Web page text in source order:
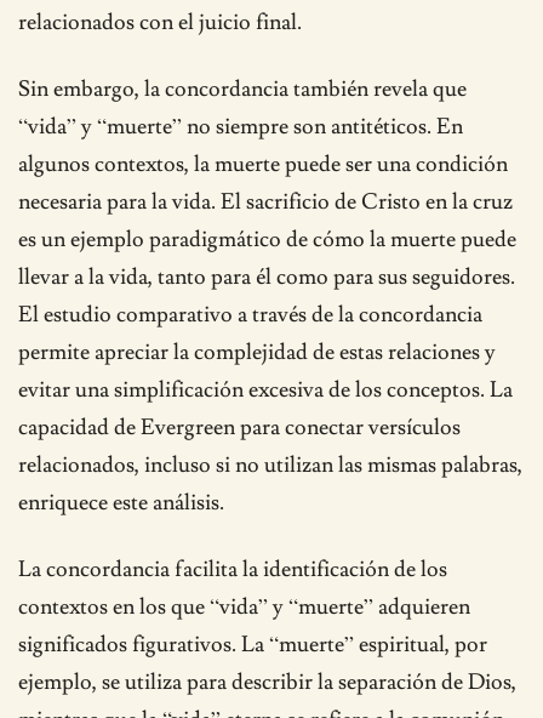
relacionados con el juicio final.
Sin embargo, la concordancia también revela que
“vida” y “muerte” no siempre son antitéticos. En
algunos contextos, la muerte puede ser una condición
necesaria para la vida. El sacrificio de Cristo en la cruz
es un ejemplo paradigmático de cómo la muerte puede
llevar a la vida, tanto para él como para sus seguidores.
El estudio comparativo a través de la concordancia
permite apreciar la complejidad de estas relaciones y
evitar una simplificación excesiva de los conceptos. La
capacidad de Evergreen para conectar versículos
relacionados, incluso si no utilizan las mismas palabras,
enriquece este análisis.
La concordancia facilita la identificación de los
contextos en los que “vida” y “muerte” adquieren
significados figurativos. La “muerte” espiritual, por
ejemplo, se utiliza para describir la separación de Dios,